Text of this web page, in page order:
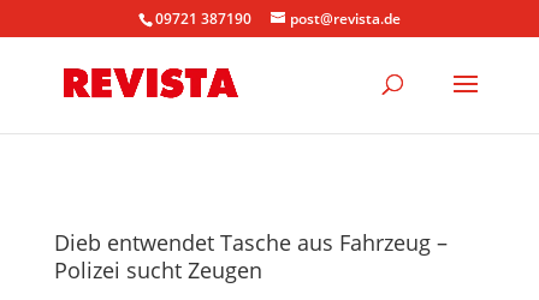
09721 387190 post@revista.de
Dieb entwendet Tasche aus Fahrzeug –
Polizei sucht Zeugen